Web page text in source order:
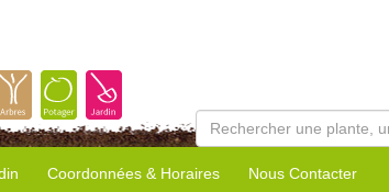
Coordonnées & Horaires Nous Contacter